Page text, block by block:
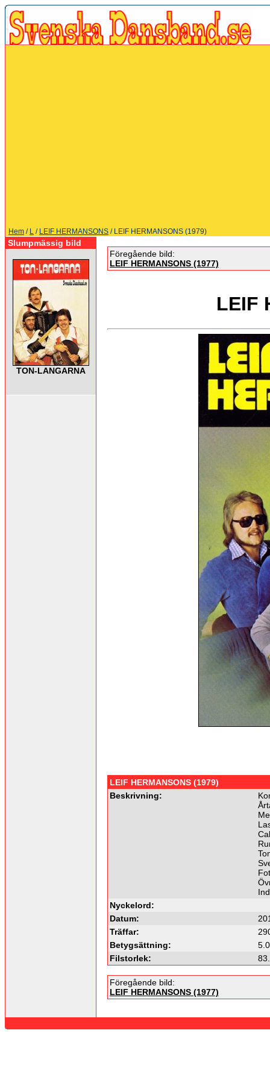
Hem / L / LEIF HERMANSONS / LEIF HERMANSONS (1979)
Slumpmässig bild
TON-LANGARNA
Föregående bild:
LEIF HERMANSONS (1977)
LEIF
LEIF HERMANSONS (1979)
Beskrivning:
Nyckelord:
Datum:
Träffar:
Betygsättning:
Filstorlek:
Föregående bild:
LEIF HERMANSONS (1977)